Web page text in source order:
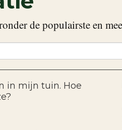
de populairste en
in mijn tuin. Hoe